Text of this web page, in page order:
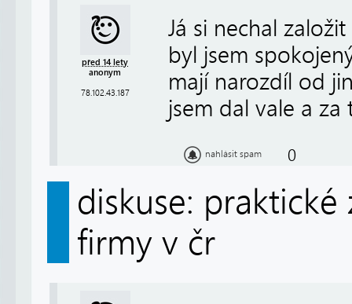
před 14 lety
anonym
78.102.43.187
Já si nechal
byl jsem
mají narozdíl od
jsem dal vale a
nahlásit spam 0
diskuse:
firmy v čr